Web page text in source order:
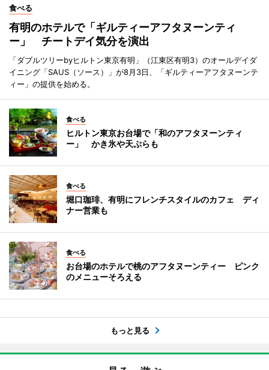
食べる
有明のホテルで「ギルティーアフタヌーンティ
ー」 チートデイ気分を演出
「ダブルツリーbyヒルトン東京有明」（江東区有明3）のオールデイダ
イニング「SAUS（ソース）」が8月3日、「ギルティーアフタヌーンテ
ィー」の提供を始める。
食べる
ヒルトン東京お台場で「和のアフタヌーンティ
ー」 かき氷や天ぷらも
食べる
堀口珈琲、有明にフレンチスタイルのカフェ ディ
ナー営業も
食べる
お台場のホテルで桃のアフタヌーンティー ピンク
のメニューそろえる
もっと見る